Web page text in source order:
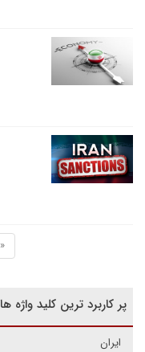
«
پر کاربرد ترین کلید واژه ها
ایران